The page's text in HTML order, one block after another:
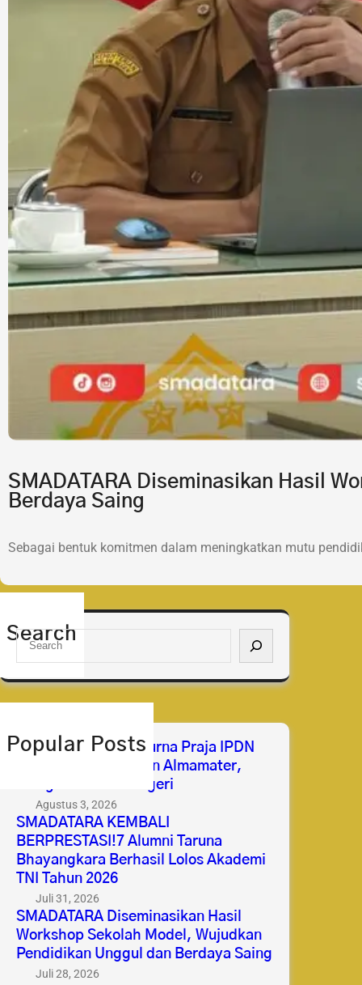
SMADATARA Diseminasikan Hasil
Berdaya Saing
Sebagai bentuk komitmen dalam meningkatkan mutu
Search
S
a
h
Popular Posts
Selamat & Sukses Purna Praja IPDN
2026 Membanggakan Almamater,
Mengabdi untuk Negeri
Agustus 3, 2026
SMADATARA KEMBALI
BERPRESTASI!7 Alumni Taruna
Bhayangkara Berhasil Lolos Akademi
TNI Tahun 2026
Juli 31, 2026
SMADATARA Diseminasikan Hasil
Workshop Sekolah Model, Wujudkan
Pendidikan Unggul dan Berdaya Saing
Juli 28, 2026